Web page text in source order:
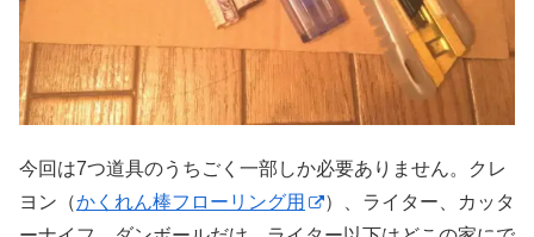
今回は7つ道具のうちごく一部しか必要ありません。クレ
ヨン（かくれん棒フローリング用
）、ライター、カッタ